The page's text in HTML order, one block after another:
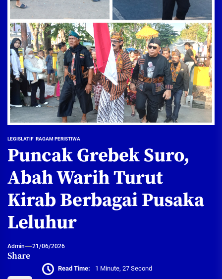
LEGISLATIF RAGAM PERISTIWA
Puncak Grebek Suro,
Abah Warih Turut
Kirab Berbagai Pusaka
Leluhur
Admin 21/06/2026
Share
Read Time: 1 Minute, 27 Second